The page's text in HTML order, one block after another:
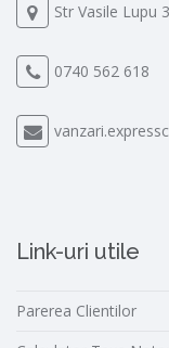
Str Vasile Lupu
0740 562 618
Link-uri utile
Parerea Clientilor